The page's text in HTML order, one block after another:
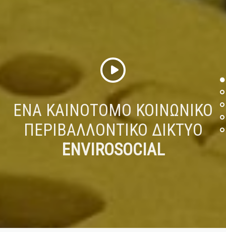
ΈΝΑ ΚΑΙΝΟΤΌΜΟ ΚΟΙΝΩΝΙΚΌ
ΠΕΡΙΒΑΛΛΟΝΤΙΚΌ ΔΊΚΤΥΟ
ENVIROSOCIAL